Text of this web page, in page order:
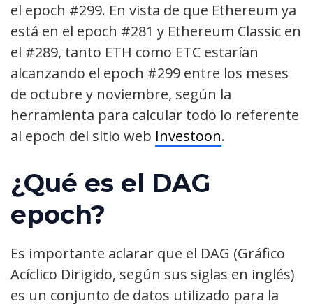
el epoch #299. En vista de que Ethereum ya
está en el epoch #281 y Ethereum Classic en
el #289, tanto ETH como ETC estarían
alcanzando el epoch #299 entre los meses
de octubre y noviembre, según la
herramienta para calcular todo lo referente
al epoch del sitio web Investoon.
¿Qué es el DAG
epoch?
Es importante aclarar que el DAG (Gráfico
Acíclico Dirigido, según sus siglas en inglés)
es un conjunto de datos utilizado para la